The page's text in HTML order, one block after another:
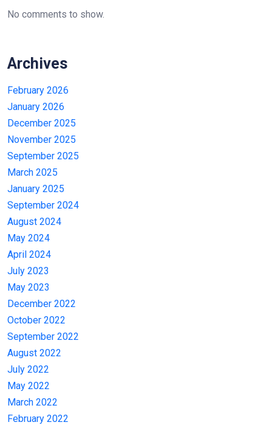
No comments to show.
Archives
February 2026
January 2026
December 2025
November 2025
September 2025
March 2025
January 2025
September 2024
August 2024
May 2024
April 2024
July 2023
May 2023
December 2022
October 2022
September 2022
August 2022
July 2022
May 2022
March 2022
February 2022